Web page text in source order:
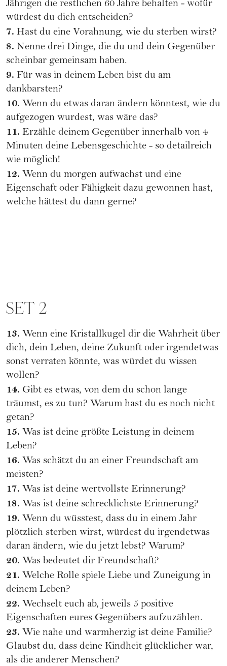
Jährigen die restlichen 60 Jahre behalten - wofür
würdest du dich entscheiden?
7. Hast du eine Vorahnung, wie du sterben wirst?
8. Nenne drei Dinge, die du und dein Gegenüber
scheinbar gemeinsam haben.
9. Für was in deinem Leben bist du am
dankbarsten?
10. Wenn du etwas daran ändern könntest, wie du
aufgezogen wurdest, was wäre das?
11. Erzähle deinem Gegenüber innerhalb von 4
Minuten deine Lebensgeschichte - so detailreich
wie möglich!
12. Wenn du morgen aufwachst und eine
Eigenschaft oder Fähigkeit dazu gewonnen hast,
welche hättest du dann gerne?
SET 2
13. Wenn eine Kristallkugel dir die Wahrheit über
dich, dein Leben, deine Zukunft oder irgendetwas
sonst verraten könnte, was würdet du wissen
wollen?
14. Gibt es etwas, von dem du schon lange
träumst, es zu tun? Warum hast du es noch nicht
getan?
15. Was ist deine größte Leistung in deinem
Leben?
16. Was schätzt du an einer Freundschaft am
meisten?
17. Was ist deine wertvollste Erinnerung?
18. Was ist deine schrecklichste Erinnerung?
19. Wenn du wüsstest, dass du in einem Jahr
plötzlich sterben wirst, würdest du irgendetwas
daran ändern, wie du jetzt lebst? Warum?
20. Was bedeutet dir Freundschaft?
21. Welche Rolle spiele Liebe und Zuneigung in
deinem Leben?
22. Wechselt euch ab, jeweils 5 positive
Eigenschaften eures Gegenübers aufzuzählen.
23. Wie nahe und warmherzig ist deine Familie?
Glaubst du, dass deine Kindheit glücklicher war,
als die anderer Menschen?